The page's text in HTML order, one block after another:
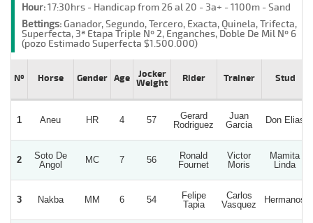
Hour:17:30hrs - Handicap from 26 al 20 - 3a+ - 1100m - Sand
Bettings:Ganador, Segundo, Tercero, Exacta, Quinela, Trifecta,
Superfecta, 3ª Etapa Triple Nº 2, Enganches, Doble De Mil Nº 6
(pozo Estimado Superfecta $1.500.000)
Nº Horse Gender Age
Jocker
Weight
Rider Trainer Stud
1 Aneu HR 4 57
Gerard
Rodriguez
Juan
Garcia
Don Elias
2
Soto De
Angol
MC 7 56
Ronald
Fournet
Victor
Moris
Mamita
Linda
3 Nakba MM 6 54
Felipe
Tapia
Carlos
Vasquez
Hermanos